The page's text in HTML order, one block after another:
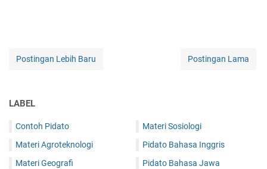
Postingan Lebih Baru Postingan Lama
LABEL
Contoh Pidato
Materi Agroteknologi
Materi Geografi
Materi Sosiologi
Pidato Bahasa Inggris
Pidato Bahasa Jawa